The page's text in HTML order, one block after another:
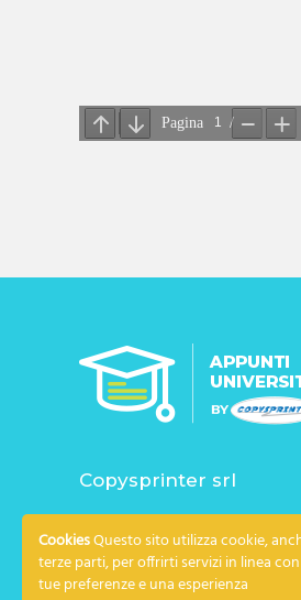
Copysprinter srl
C.F. e P. IVA 07090520011
Rosine 4/B – 10123 Torino –
Imprese di Torino al n.
CookiesQuesto sito utilizza cookie,
terze parti, per offrirti servizi in linea
tue preferenze e una esperienza